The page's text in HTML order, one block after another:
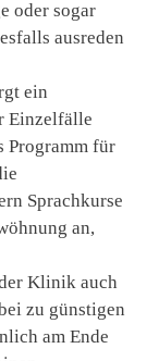
oder sogar
ausreden
ein
Einzelfälle
Programm für
Sprachkurse
an,
Klinik auch
zu günstigen
am Ende